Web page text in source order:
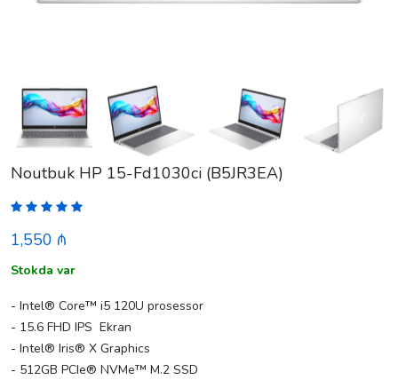
Noutbuk HP 15-Fd1030ci (B5JR3EA)
1,550 ₼
Stokda var
- Intel® Core™ i5 120U prosessor
- 15.6 FHD IPS Ekran
- Intel® Iris® X Graphics
- 512GB PCIe® NVMe™ M.2 SSD